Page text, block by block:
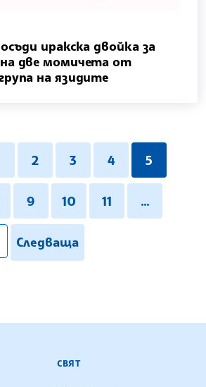
иракска двойка за
две момичета от
на язидите
2 3 4 5
9 10 11 ...
Следваща
АГЕНЦИЯ
СВЯТ